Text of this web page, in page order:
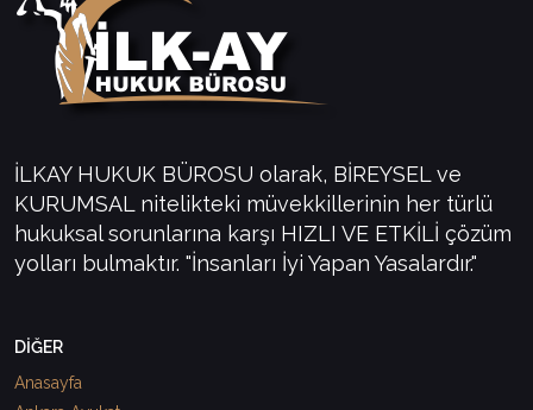
İLKAY HUKUK BÜROSU olarak, BİREYSEL ve
KURUMSAL nitelikteki müvekkillerinin her türlü
hukuksal sorunlarına karşı HIZLI VE ETKİLİ çözüm
yolları bulmaktır. "İnsanları İyi Yapan Yasalardır."
DİĞER
Anasayfa